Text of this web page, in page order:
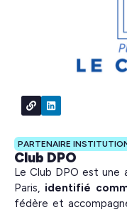
PARTENAIRE
Club DPO
Le Club DPO est une
Paris, identifié
fédère et